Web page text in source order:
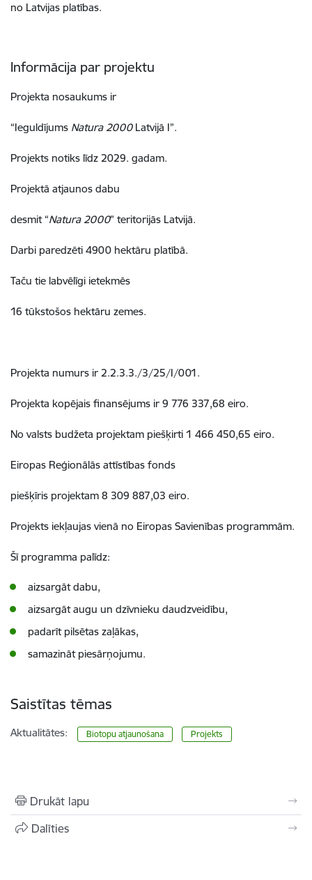
no Latvijas platības.
Informācija par projektu
Projekta nosaukums ir
“Ieguldījums Natura 2000Latvijā I”.
Projekts notiks līdz 2029. gadam.
Projektā atjaunos dabu
desmit “Natura 2000” teritorijās Latvijā.
Darbi paredzēti 4900 hektāru platībā.
Taču tie labvēlīgi ietekmēs
16 tūkstošos hektāru zemes.
Projekta numurs ir 2.2.3.3./3/25/I/001.
Projekta kopējais finansējums ir 9 776 337,68 eiro.
No valsts budžeta projektam piešķirti 1 466 450,65 eiro.
Eiropas Reģionālās attīstības fonds
piešķīris projektam 8 309 887,03 eiro.
Projekts iekļaujas vienā no Eiropas Savienības programmām.
Šī programma palīdz:
aizsargāt dabu,
aizsargāt augu un dzīvnieku daudzveidību,
padarīt pilsētas zaļākas,
samazināt piesārņojumu.
Saistītas tēmas
Aktualitātes: Biotopu atjaunošana Projekts
Drukāt lapu
Dalīties